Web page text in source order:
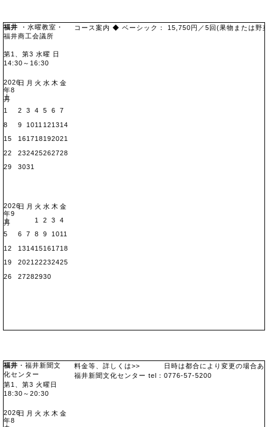
福井 ・水曜教室・
福井商工会議所
コース案内 ◆ ベーシック： 15,750円／5回(果物または
第1、第3 水曜 日
14:30～16:30
2026
年8
月
日 月 火 水 木 金
土
1
2 3 4 5 6
7
8
9 1011 121314
15
161718192021
22
232425262728
29
3031
2026
年9
月
日 月 火 水 木 金
土
1 2 3
4
5
6 7 8 9 1011
12
131415161718
19
2021 22232425
26
27282930
福井 ・福井新聞文
化センター
料金等、詳しくは>>
日時は都合により変更の場合あ
福井新聞文化センター tel：0776-57-5200
第1、第3 火曜日
18:30～20:30
2026
年8
日 月 火 水 木 金